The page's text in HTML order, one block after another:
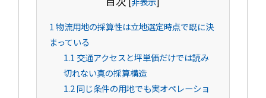
1物流用地の採算性は立地選定時点で既に決
まっている
1.1 交通アクセスと坪単価だけでは読み
切れない真の採算構造
1.2同じ条件の用地でも実オペレーショ